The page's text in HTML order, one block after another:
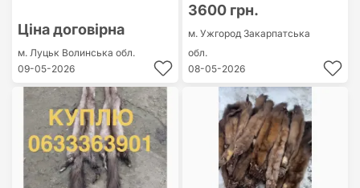
Ціна договірна
м. Луцьк Волинська обл.
09-05-2026
3600 грн.
м. Ужгород Закарпатська
обл.
08-05-2026